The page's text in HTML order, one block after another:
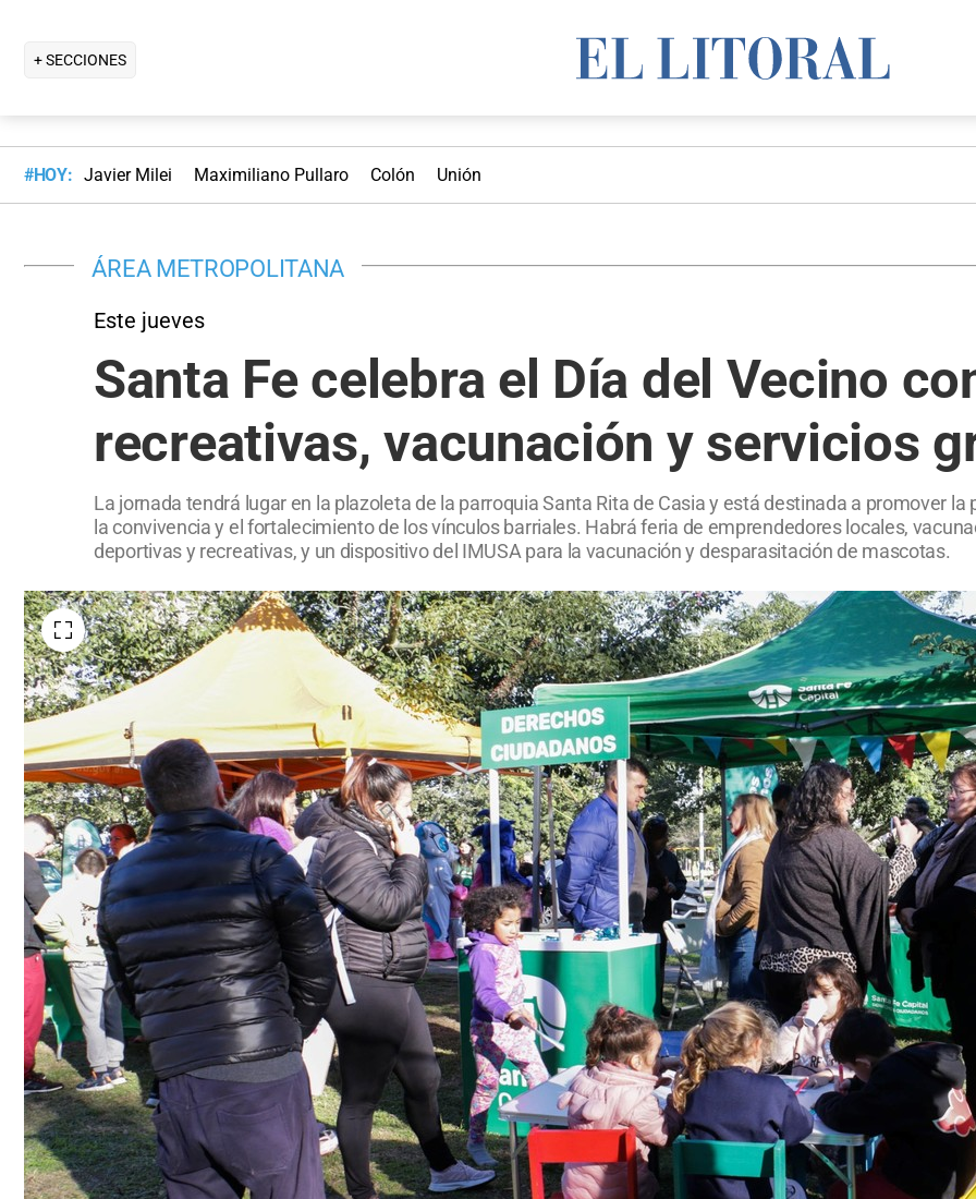
+ SECCIONES
#HOY: Javier Milei Maximiliano Pullaro Colón Unión
ÁREA METROPOLITANA
Este jueves
Santa Fe celebra el Día del Vecino
recreativas, vacunación y servicios
La jornada tendrá lugar en la plazoleta de la parroquia Santa Rita de Casia y está destinada a promover
la convivencia y el fortalecimiento de los vínculos barriales. Habrá feria de emprendedores locales,
deportivas y recreativas, y un dispositivo del IMUSA para la vacunación y desparasitación de mascotas.